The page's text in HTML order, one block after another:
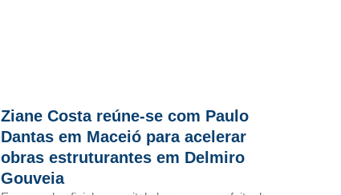
Ziane Costa reúne-se com Paulo
Dantas em Maceió para acelerar
obras estruturantes em Delmiro
Gouveia